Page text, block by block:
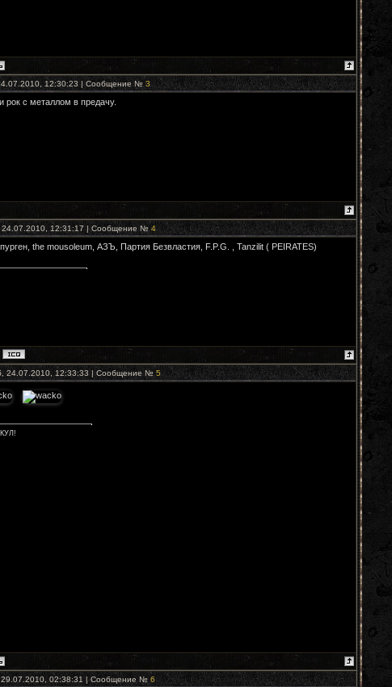
12:30:23 | Сообщение № 3
рок с металлом в предачу.
24.07.2010, 12:31:17 | Сообщение № 4
the mousoleum, АЗЪ, Партия Безвластия, F.P.G. , Tanzilit ( PEIRATES)
24.07.2010, 12:33:33 | Сообщение № 5
29.07.2010, 02:38:31 | Сообщение № 6